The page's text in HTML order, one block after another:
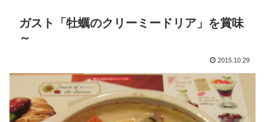
ガスト「牡蠣のクリーミードリア」を賞味
～
2015.10.29